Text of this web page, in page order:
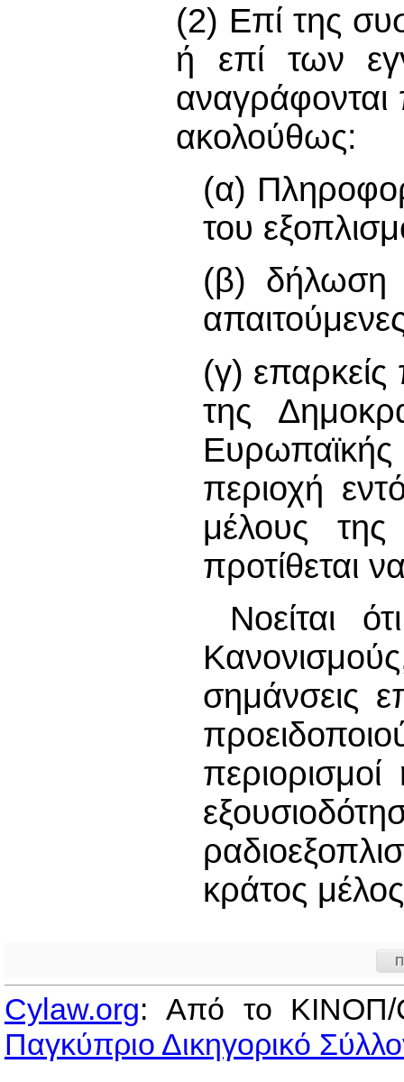
(2) Επί της
ή επί των
ακολούθως:
(α)
του
(β) δήλωση
(γ)
της
περιοχή
μέλους
προτίθεται
Νοείται
σημάνσεις
κράτος
Cylaw.org: Από το
Παγκύπριο Δικηγορικό